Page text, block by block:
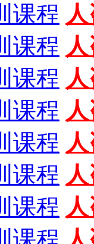
课程
课程
课程
课程
课程
课程
课程
课程